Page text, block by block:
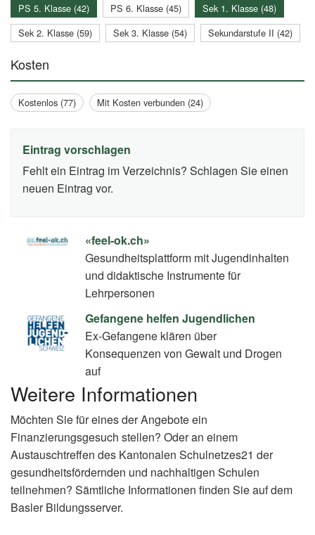
«feel-ok.ch»
Gesundheitsplattform mit Jugendinhalten
und didaktische Instrumente für
Lehrpersonen
Gefangene helfen Jugendlichen
Ex-Gefangene klären über
Konsequenzen von Gewalt und Drogen
auf
Weitere Informationen
Möchten Sie für eines der Angebote ein
Finanzierungsgesuch stellen? Oder an einem
Austauschtreffen des Kantonalen Schulnetzes21 der
gesundheitsfördernden und nachhaltigen Schulen
teilnehmen? Sämtliche Informationen finden Sie auf dem
Basler Bildungsserver.
PS 5. Klasse (42)
PS 6. Klasse (45)
Sek 1. Klasse (48)
Sek 2. Klasse (59)
Sek 3. Klasse (54) Sekundarstufe II (42)
Kosten
Kostenlos (77) Mit Kosten verbunden (24)
Eintrag vorschlagen
Fehlt ein Eintrag im Verzeichnis? Schlagen Sie einen
neuen Eintrag vor.